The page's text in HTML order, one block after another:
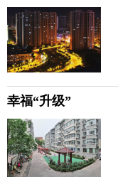
幸福“升级”